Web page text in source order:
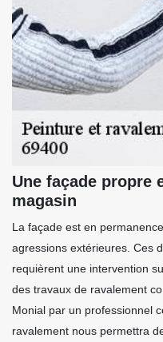
Une façade propre
magasin
La façade est en
agressions extérieures. Ces
requièrent une intervention
des travaux de ravalement
Monial par un professionnel
ravalement nous permettra